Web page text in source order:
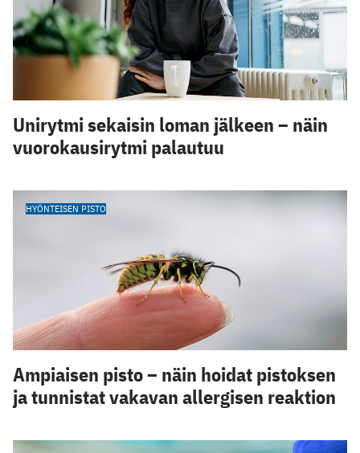
Unirytmi sekaisin loman jälkeen – näin
vuorokausirytmi palautuu
HYÖNTEISEN PISTO
Ampiaisen pisto – näin hoidat pistoksen
ja tunnistat vakavan allergisen reaktion